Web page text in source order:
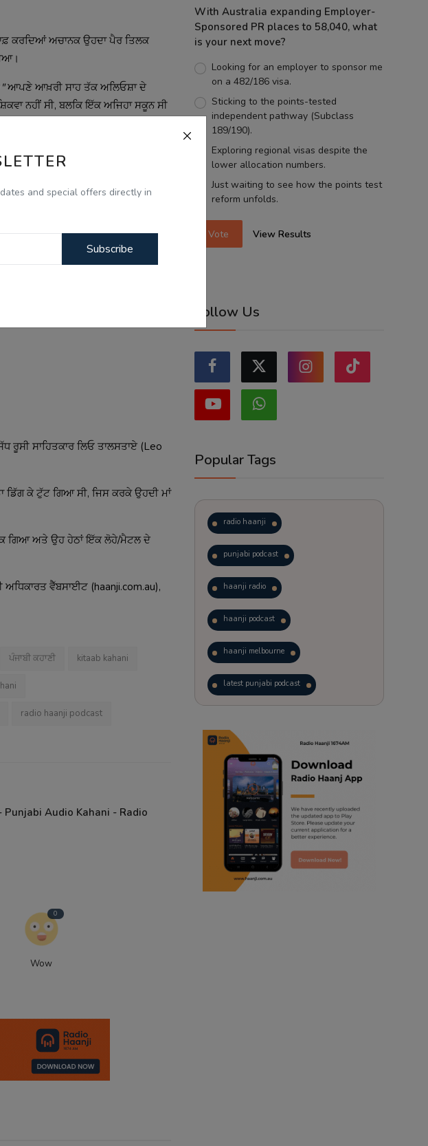
and special offers directly in
Subscribe
ਕਰਦਿਆਂ ਅਚਾਨਕ ਉਹਦਾ ਪੈਰ ਤਿਲਕ
ਆਪਣੇ ਆਖ਼ਰੀ ਸਾਹ ਤੱਕ ਅਲਿਓਸ਼ਾ ਦੇ
ਨਹੀਂ ਸੀ, ਬਲਕਿ ਇੱਕ ਅਜਿਹਾ ਸਕੂਨ ਸੀ
ਅਜਿਹੇ ਇਨਸਾਨ ਕਿਉਂ ਨਹੀਂ ਬਣ ਜਾਂਦੇ?
ਹੋ, ਤਾਂ ਸਾਡੇ ਇਹਨਾਂ ਲਿੰਕਸ 'ਤੇ ਜ਼ਰੂਰ
ਸਾਹਿਤਕਾਰ ਲਿਓ ਤਾਲਸਤਾਏ (Leo
ਡਿੱਗ ਕੇ ਟੁੱਟ ਗਿਆ ਸੀ, ਜਿਸ ਕਰਕੇ ਉਹਦੀ ਮਾਂ
ਗਿਆ ਅਤੇ ਉਹ ਹੇਠਾਂ ਇੱਕ ਲੋਹੇ/ਮੈਟਲ ਦੇ
ਵੈੱਬਸਾਈਟ (haanji.com.au),
ਪੰਜਾਬੀ ਕਹਾਣੀ kitaab kahani
radio haanji podcast
Punjabi Audio Kahani - Radio
0
Wow
With Australia expanding Employer-
Sponsored PR places to 58,040, what
is your next move?
Looking for an employer to sponsor me
on a 482/186 visa.
Sticking to the points-tested
independent pathway (Subclass
189/190).
Exploring regional visas despite the
lower allocation numbers.
Just waiting to see how the points test
reform unfolds.
Vote View Results
Follow Us
Popular Tags
radio haanji
punjabi podcast
haanji radio
haanji podcast
haanji melbourne
latest punjabi podcast
trending punjabi podcast
ranjodh singh
punjabi podcast australia
radio haanji updates
punjabi kahani